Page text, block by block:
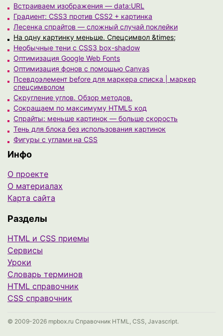
Встраиваем изображения — data:URL
Градиент: CSS3 против CSS2 + картинка
Лесенка спрайтов — сложный случай поклейки
На одну картинку меньше. Спецсимвол &times;
Необычные тени с CSS3 box-shadow
Оптимизация Google Web Fonts
Оптимизация фонов с помощью Canvas
Псевдоэлемент before для маркера списка | маркер
спецсимволом
Скругление углов. Обзор методов.
Сокращаем по максимуму HTML5 код
Спрайты: меньше картинок — больше скорость
Тень для блока без использования картинок
Фигуры с углами на CSS
Инфо
О проекте
О материалах
Карта сайта
Разделы
HTML и CSS приемы
Сервисы
Уроки
Cловарь терминов
HTML справочник
CSS справочник
© 2009-2026 mpbox.ru Справочник HTML, CSS, Javascript.